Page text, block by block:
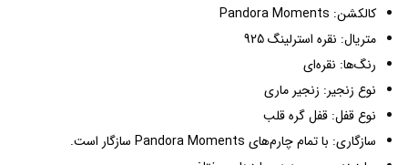
کالکشن: Pandora Moments
متریال: نقره استرلینگ 925
رنگ‌ها: نقره‌ای
نوع زنجیر: زنجیر ماری
نوع قفل: قفل گره قلب
سازگاری: با تمام چارم‌های Pandora Moments سازگار است.